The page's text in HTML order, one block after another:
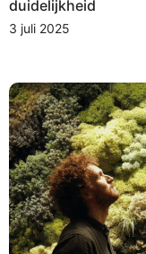
duidelijkheid
3 juli 2025